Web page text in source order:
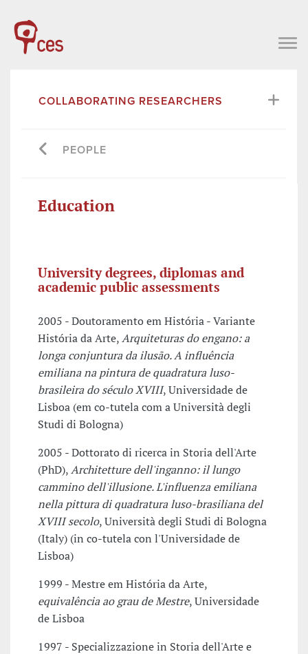
COLLABORATING RESEARCHERS
PEOPLE
Education
University degrees, diplomas and
academic public assessments
2005 - Doutoramento em História - Variante
História da Arte,Arquiteturas do engano: a
longa conjuntura da ilusão. A influência
emiliana na pintura de quadratura luso-
brasileira do século XVIII, Universidade de
Lisboa (em co-tutela com a Università degli
Studi di Bologna)
2005 - Dottorato di ricerca in Storia dell'Arte
(PhD),Architetture dell'inganno: il lungo
cammino dell'illusione. L'influenza emiliana
nella pittura di quadratura luso-brasiliana del
XVIII secolo, Università degli Studi di Bologna
(Italy) (in co-tutela con l'Universidade de
Lisboa)
1999 - Mestre em História da Arte,
equivalência ao grau de Mestre, Universidade
de Lisboa
1997 - Specializzazione in Storia dell'Arte e